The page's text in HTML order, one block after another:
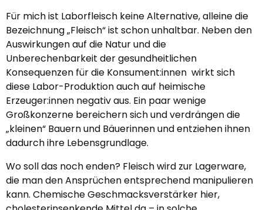
Für mich ist Laborfleisch keine Alternative, alleine die
Bezeichnung „Fleisch“ ist schon unhaltbar. Neben den
Auswirkungen auf die Natur und die
Unberechenbarkeit der gesundheitlichen
Konsequenzen für die Konsument:innen wirkt sich
diese Labor-Produktion auch auf heimische
Erzeuger:innen negativ aus. Ein paar wenige
Großkonzerne bereichern sich und verdrängen die
„kleinen“ Bauern und Bäuerinnen und entziehen ihnen
dadurch ihre Lebensgrundlage.
Wo soll das noch enden? Fleisch wird zur Lagerware,
die man den Ansprüchen entsprechend manipulieren
kann. Chemische Geschmacksverstärker hier,